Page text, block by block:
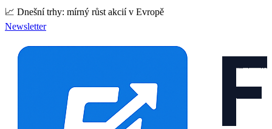
📈 Dnešní trhy: mírný růst akcií v Evropě
Newsletter